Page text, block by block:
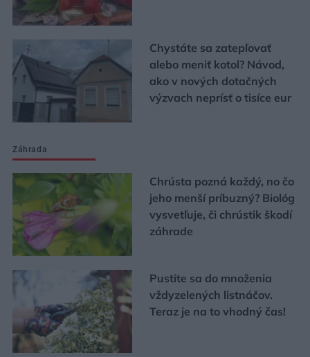
Chystáte sa zatepľovať
alebo meniť kotol? Návod,
ako v nových dotačných
výzvach neprísť o tisíce eur
Záhrada
Chrústa pozná každý, no čo
jeho menší príbuzný? Biológ
vysvetľuje, či chrústik škodí
záhrade
Pustite sa do množenia
vždyzelených listnáčov.
Teraz je na to vhodný čas!